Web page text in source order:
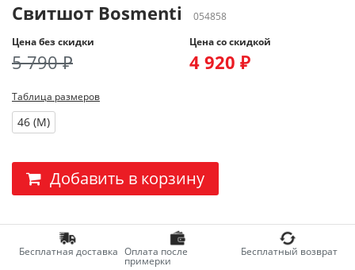
Свитшот Bosmenti
054858
Цена без скидки
5 790 ₽
Цена со скидкой
4 920 ₽
Таблица размеров
46 (M)
Добавить в корзину
Бесплатная доставка Оплата после
примерки
Бесплатный возврат